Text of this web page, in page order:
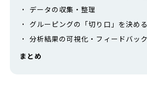
データの収集・整理
グルーピングの「切り口」を決める
分析結果の可視化・フィードバック
まとめ